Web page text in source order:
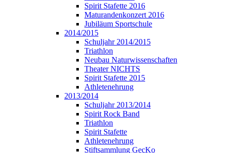
Spirit Stafette 2016
Maturandenkonzert 2016
Jubiläum Sportschule
2014/2015
Schuljahr 2014/2015
Triathlon
Neubau Naturwissenschaften
Theater NICHTS
Spirit Stafette 2015
Athletenehrung
2013/2014
Schuljahr 2013/2014
Spirit Rock Band
Triathlon
Spirit Stafette
Athletenehrung
Stiftsammlung GecKo